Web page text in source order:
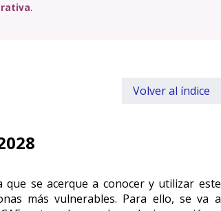
.
Volver al índice
que se acerque a conocer y utilizar este
más vulnerables. Para ello, se va a